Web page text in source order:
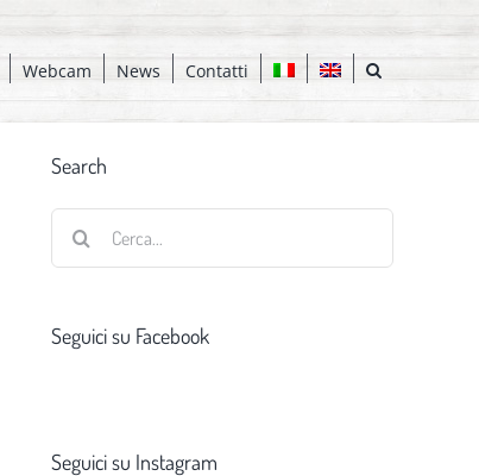
Webcam News Contatti
Search
Seguici su Facebook
Seguici su Instagram